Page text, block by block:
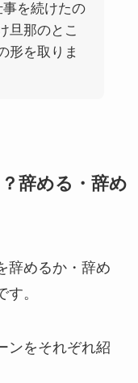
を続けたの
旦那のとこ
形を取りま
辞める・辞め
辞めるか・辞め
。
ンをそれぞれ紹